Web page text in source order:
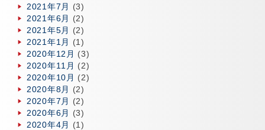
2021年7月
(3)
2021年6月
(2)
2021年5月
(2)
2021年1月
(1)
2020年12月 (3)
2020年11月 (2)
2020年10月 (2)
2020年8月
(2)
2020年7月
(2)
2020年6月
(3)
2020年4月
(1)